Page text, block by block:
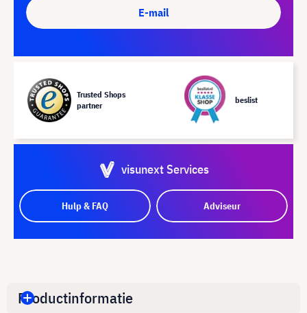
E-mail
Trusted Shops
partner
beslist
visunext Services
Hulp & FAQ Adviseur
Productinformatie